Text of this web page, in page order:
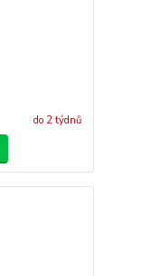
do 2 týdnů